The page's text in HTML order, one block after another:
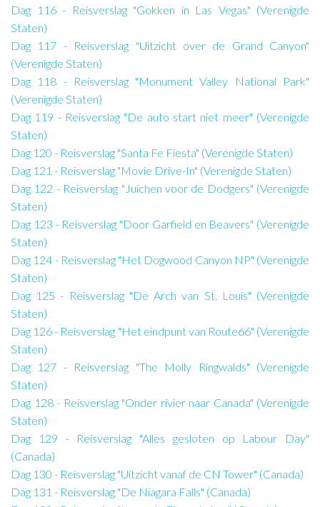
Dag 116 - Reisverslag "Gokken in Las Vegas" (Verenigde
Staten)
Dag 117 - Reisverslag "Uitzicht over de Grand Canyon"
(Verenigde Staten)
Dag 118 - Reisverslag "Monument Valley National Park"
(Verenigde Staten)
Dag 119 - Reisverslag "De auto start niet meer" (Verenigde
Staten)
Dag 120 - Reisverslag "Santa Fe Fiesta" (Verenigde Staten)
Dag 121 - Reisverslag "Movie Drive-In" (Verenigde Staten)
Dag 122 - Reisverslag "Juichen voor de Dodgers" (Verenigde
Staten)
Dag 123 - Reisverslag "Door Garfield en Beavers" (Verenigde
Staten)
Dag 124 - Reisverslag "Het Dogwood Canyon NP" (Verenigde
Staten)
Dag 125 - Reisverslag "De Arch van St. Louis" (Verenigde
Staten)
Dag 126 - Reisverslag "Het eindpunt van Route66" (Verenigde
Staten)
Dag 127 - Reisverslag "The Molly Ringwalds" (Verenigde
Staten)
Dag 128 - Reisverslag "Onder rivier naar Canada" (Verenigde
Staten)
Dag 129 - Reisverslag "Alles gesloten op Labour Day"
(Canada)
Dag 130 - Reisverslag "Uitzicht vanaf de CN Tower" (Canada)
Dag 131 - Reisverslag "De Niagara Falls" (Canada)